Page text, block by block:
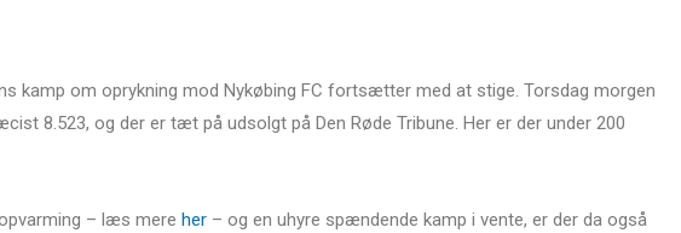
kamp om oprykning mod Nykøbing FC fortsætter med at stige. Torsdag morgen
8.523, og der er tæt på udsolgt på Den Røde Tribune. Her er der under 200
– læs mere her – og en uhyre spændende kamp i vente, er der da også